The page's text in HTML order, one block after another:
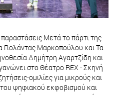
Μετά το πάρτι της
Μαρκοπούλου και Τα
Δημήτρη Αγαρτζίδη και
στο Θέατρο REX - Σκηνή
ομιλίες για μικρούς και
ψηφιακού εκφοβισμού και